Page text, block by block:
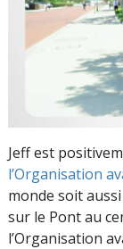
Jeff est
l’Organisation
monde soit
sur le Pont au
l’Organisation